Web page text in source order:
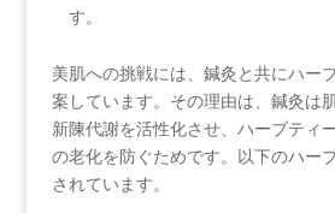
す。
美肌への挑戦には、鍼灸と共にハー
案しています。その理由は、鍼灸は
新陳代謝を活性化させ、ハーブティ
の老化を防ぐためです。以下のハー
されています。